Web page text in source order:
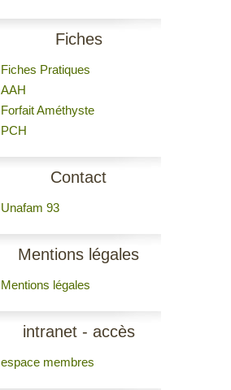
Fiches
Fiches Pratiques
AAH
Forfait Améthyste
PCH
Contact
Unafam 93
Mentions légales
Mentions légales
intranet - accès
membres
espace membres